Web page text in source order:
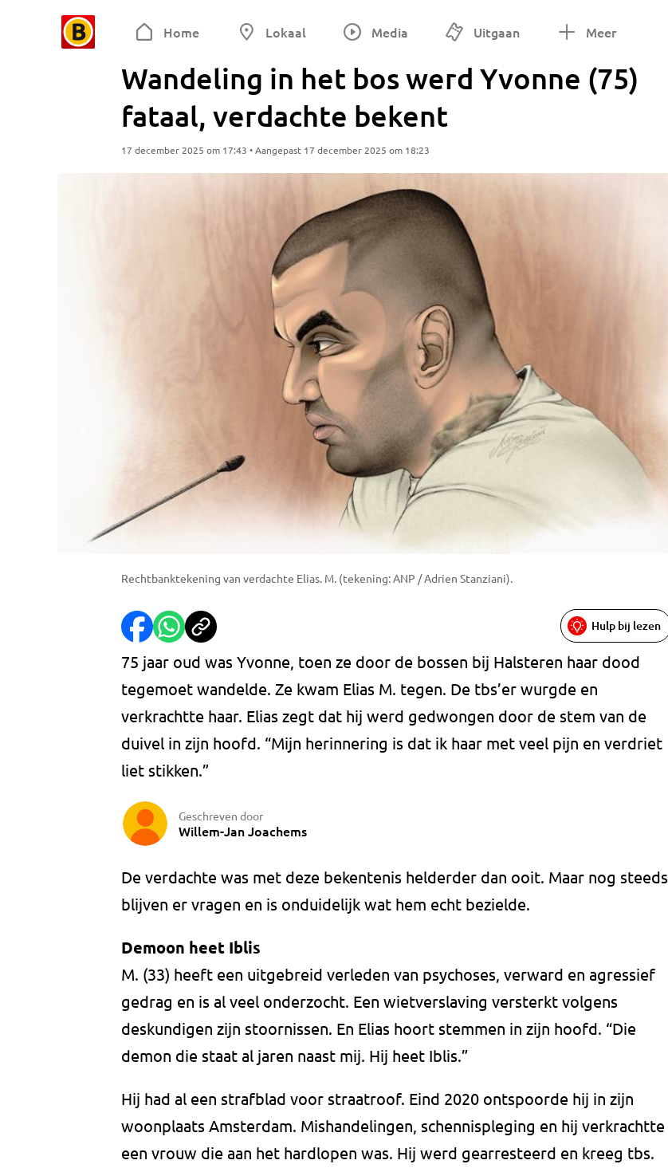
Home Lokaal Media Uitgaan Meer
Wandeling in het bos werd Yvonne (75)
fataal, verdachte bekent
17 december 2025 om 17:43 • Aangepast 17 december 2025 om 18:23
Rechtbanktekening van verdachte Elias. M. (tekening: ANP / Adrien Stanziani).
Hulp bij lezen
75 jaar oud was Yvonne, toen ze door de bossen bij Halsteren haar dood
tegemoet wandelde. Ze kwam Elias M. tegen. De tbs’er wurgde en
verkrachtte haar. Elias zegt dat hij werd gedwongen door de stem van de
duivel in zijn hoofd. “Mijn herinnering is dat ik haar met veel pijn en verdriet
liet stikken.”
Geschreven door
Willem-Jan Joachems
De verdachte was met deze bekentenis helderder dan ooit. Maar nog steeds
blijven er vragen en is onduidelijk wat hem echt bezielde.
Demoon heet Iblis
M. (33) heeft een uitgebreid verleden van psychoses, verward en agressief
gedrag en is al veel onderzocht. Een wietverslaving versterkt volgens
deskundigen zijn stoornissen. En Elias hoort stemmen in zijn hoofd. “Die
demon die staat al jaren naast mij. Hij heet Iblis.”
Hij had al een strafblad voor straatroof. Eind 2020 ontspoorde hij in zijn
woonplaats Amsterdam. Mishandelingen, schennispleging en hij verkrachtte
een vrouw die aan het hardlopen was. Hij werd gearresteerd en kreeg tbs.